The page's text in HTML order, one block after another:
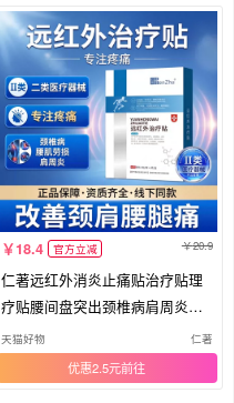
18.4 官方立减 20.9
仁著远红外消炎止痛贴治疗贴理
疗贴腰间盘突出颈椎病肩周炎关
节炎
天猫好物 仁著
优惠2.5元